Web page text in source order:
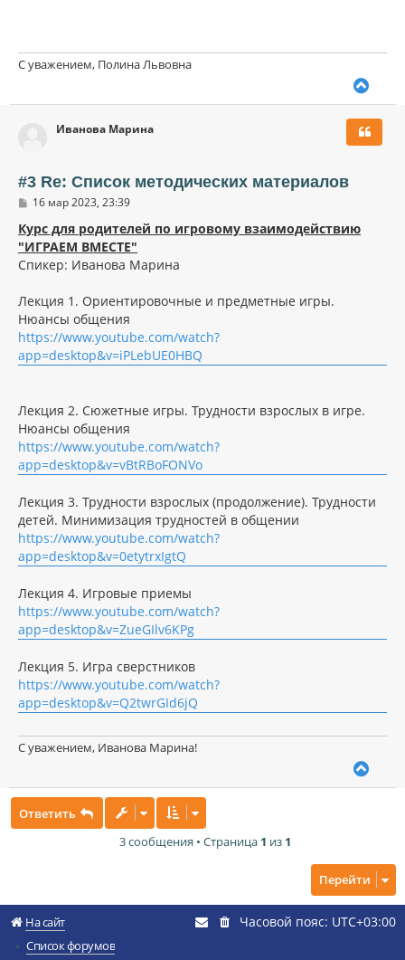
С уважением, Полина Львовна
у
Иванова Марина
#3 Re: Список методических материалов
С
о
б
щ
е
е
16 мар 2023, 23:39
Курс для родителей по игровому взаимодействию
"ИГРАЕМ ВМЕСТЕ"
Спикер: Иванова Марина
Лекция 1. Ориентировочные и предметные игры.
Нюансы общения
https://www.youtube.com/watch?
app=desktop&v=iPLebUE0HBQ
Лекция 2. Сюжетные игры. Трудности взрослых в игре.
Нюансы общения
https://www.youtube.com/watch?
app=desktop&v=vBtRBoFONVo
Лекция 3. Трудности взрослых (продолжение). Трудности
детей. Минимизация трудностей в общении
https://www.youtube.com/watch?
app=desktop&v=0etytrxIgtQ
Лекция 4. Игровые приемы
https://www.youtube.com/watch?
app=desktop&v=ZueGIlv6KPg
Лекция 5. Игра сверстников
https://www.youtube.com/watch?
app=desktop&v=Q2twrGId6jQ
С уважением, Иванова Марина!
с
я
к
н
Ответить
3 сообщения • Страница 1 из 1
Перейти
На сайт
Список форумов
Часовой пояс: UTC+03:00